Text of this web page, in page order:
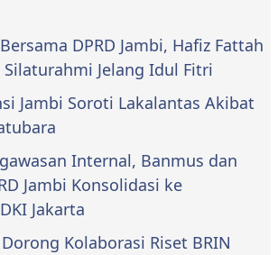
DPRD Jambi, Hafiz Fattah
Jelang Idul Fitri
Jambi Soroti Lakalantas Akibat
Internal, Banmus dan
Jambi Konsolidasi ke
Jakarta
Dorong Kolaborasi Riset BRIN